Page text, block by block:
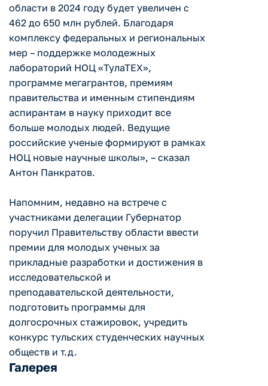
области в 2024 году будет увеличен с
462 до 650 млн рублей. Благодаря
комплексу федеральных и региональных
мер – поддержке молодежных
лабораторий НОЦ «ТулаТЕХ»,
программе мегагрантов, премиям
правительства и именным стипендиям
аспирантам в науку приходит все
больше молодых людей. Ведущие
российские ученые формируют в рамках
НОЦ новые научные школы», – сказал
Антон Панкратов.
Напомним, недавно на встрече с
участниками делегации Губернатор
поручил Правительству области ввести
премии для молодых ученых за
прикладные разработки и достижения в
исследовательской и
преподавательской деятельности,
подготовить программы для
долгосрочных стажировок, учредить
конкурс тульских студенческих научных
обществ и т.д.
Галерея